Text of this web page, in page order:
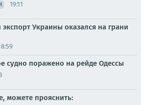
19:11
Украины оказался на грани
судно поражено на рейде Одессы
можете прояснить: